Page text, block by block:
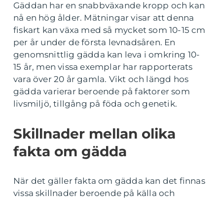
Gäddan har en snabbväxande kropp och kan
nå en hög ålder. Mätningar visar att denna
fiskart kan växa med så mycket som 10-15 cm
per år under de första levnadsåren. En
genomsnittlig gädda kan leva i omkring 10-
15 år, men vissa exemplar har rapporterats
vara över 20 år gamla. Vikt och längd hos
gädda varierar beroende på faktorer som
livsmiljö, tillgång på föda och genetik.
Skillnader mellan olika
fakta om gädda
När det gäller fakta om gädda kan det finnas
vissa skillnader beroende på källa och